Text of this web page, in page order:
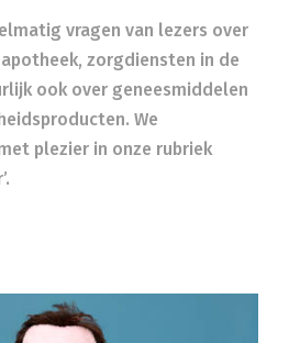
vragen van lezers over
zorgdiensten in de
ook over geneesmiddelen
We
plezier in onze rubriek